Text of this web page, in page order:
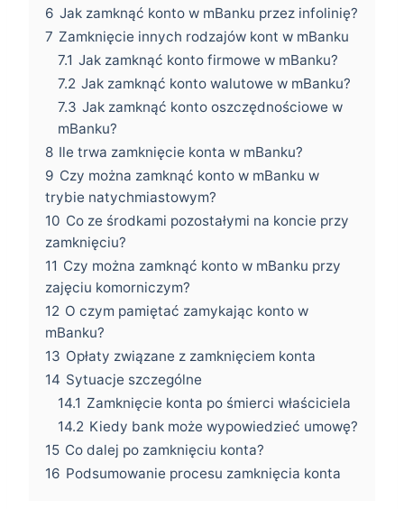
6 Jak zamknąć konto w mBanku przez infolinię?
7 Zamknięcie innych rodzajów kont w mBanku
7.1 Jak zamknąć konto firmowe w mBanku?
7.2 Jak zamknąć konto walutowe w mBanku?
7.3 Jak zamknąć konto oszczędnościowe w
mBanku?
8 Ile trwa zamknięcie konta w mBanku?
9 Czy można zamknąć konto w mBanku w
trybie natychmiastowym?
10 Co ze środkami pozostałymi na koncie przy
zamknięciu?
11 Czy można zamknąć konto w mBanku przy
zajęciu komorniczym?
12 O czym pamiętać zamykając konto w
mBanku?
13 Opłaty związane z zamknięciem konta
14 Sytuacje szczególne
14.1 Zamknięcie konta po śmierci właściciela
14.2 Kiedy bank może wypowiedzieć umowę?
15 Co dalej po zamknięciu konta?
16 Podsumowanie procesu zamknięcia konta